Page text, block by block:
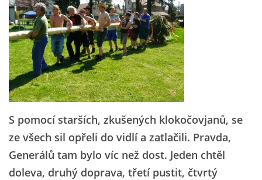
S pomocí starších, zkušených klokočovjanů, se
ze všech sil opřeli do vidlí a zatlačili. Pravda,
Generálů tam bylo víc než dost. Jeden chtěl
doleva, druhý doprava, třetí pustit, čtvrtý